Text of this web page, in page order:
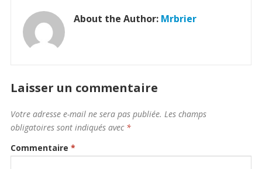
About the Author: Mrbrier
Laisser un commentaire
Votre adresse e-mail ne sera pas publiée. Les champs
obligatoires sont indiqués avec *
Commentaire *